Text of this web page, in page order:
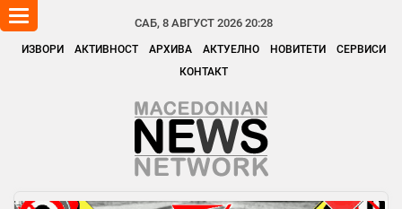
САБ, 8 АВГУСТ 2026 20:28
ИЗВОРИ АКТИВНОСТ АРХИВА АКТУЕЛНО НОВИТЕТИ
СЕРВИСИ
КОНТАКТ
Toggle
navigation